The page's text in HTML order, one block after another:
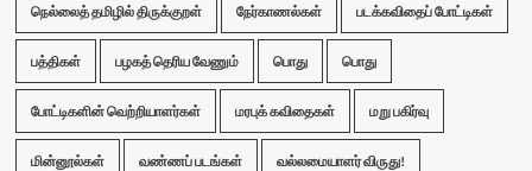
நெல்லைத் தமிழில் திருக்குறள் நேர்காணல்கள் படக்கவிதைப் போட்டிகள்
பத்திகள் பழகத் தெரிய வேணும் பொது பொது
போட்டிகளின் வெற்றியாளர்கள் மரபுக் கவிதைகள் மறு பகிர்வு
மின்னூல்கள் வண்ணப் படங்கள் வல்லமையாளர் விருது!